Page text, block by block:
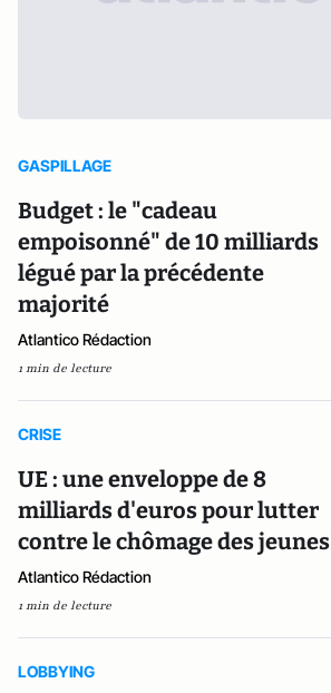
GASPILLAGE
Budget : le "cadeau
empoisonné" de 10 milliards
légué par la précédente
majorité
Atlantico Rédaction
1 min de lecture
CRISE
UE : une enveloppe de 8
milliards d'euros pour lutter
contre le chômage des jeunes
Atlantico Rédaction
1 min de lecture
LOBBYING